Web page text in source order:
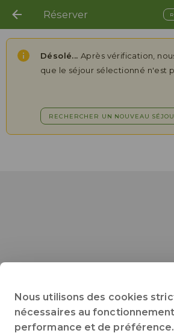
Réserver
Désolé...Après vérification,
que le séjour sélectionné n'est
RECHERCHER UN NOUVEAU
Nous utilisons des cookies
nécessaires au
performance et de préférence.